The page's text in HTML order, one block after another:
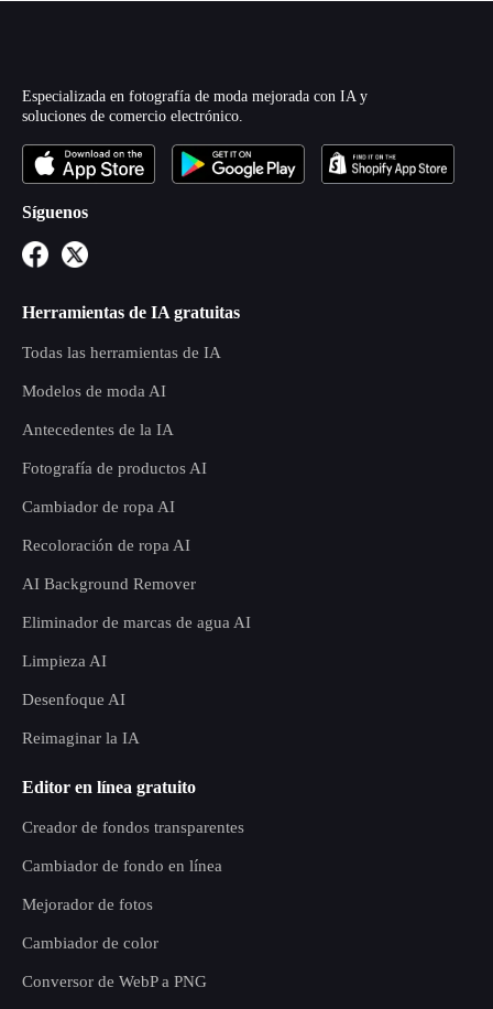
Especializada en fotografía de moda mejorada con IA y
soluciones de comercio electrónico.
Síguenos
Herramientas de IA gratuitas
Todas las herramientas de IA
Modelos de moda AI
Antecedentes de la IA
Fotografía de productos AI
Cambiador de ropa AI
Recoloración de ropa AI
AI Background Remover
Eliminador de marcas de agua AI
Limpieza AI
Desenfoque AI
Reimaginar la IA
Editor en línea gratuito
Creador de fondos transparentes
Cambiador de fondo en línea
Mejorador de fotos
Cambiador de color
Conversor de WebP a PNG